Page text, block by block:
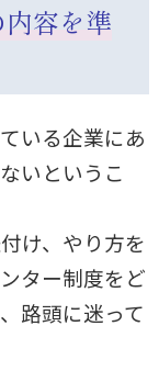
容を準
いる企業にあ
いというこ
け、やり方を
ター制度をど
路頭に迷って